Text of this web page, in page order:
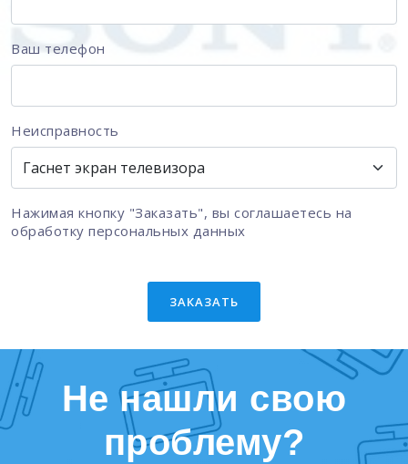
Ваш телефон
Неисправность
Нажимая кнопку "Заказать", вы соглашаетесь на
обработку персональных данных
ЗАКАЗАТЬ
Не нашли свою
проблему?